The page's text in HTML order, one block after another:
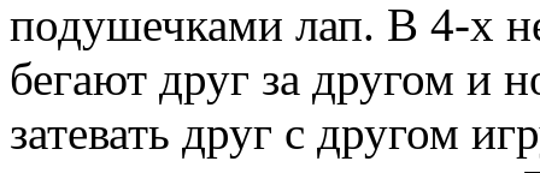
подушечками лап. В 4-х
бегают друг за другом и
затевать друг с другом